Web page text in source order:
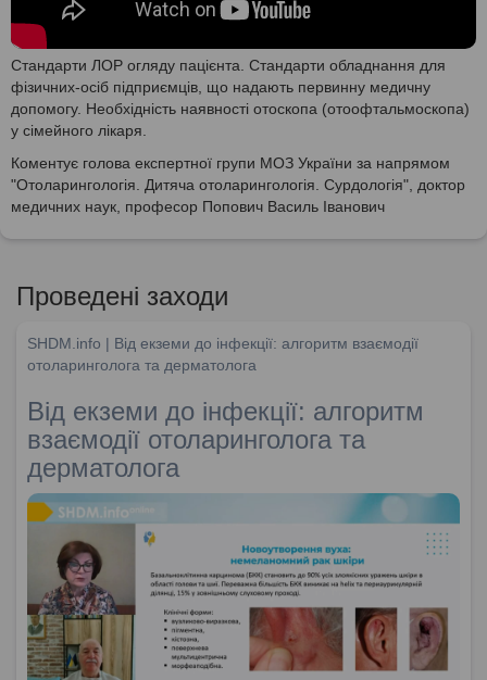
Стандарти ЛОР огляду пацієнта. Стандарти обладнання для
фізичних-осіб підприємців, що надають первинну медичну
допомогу. Необхідність наявності отоскопа (отоофтальмоскопа)
у сімейного лікаря.
Коментує голова експертної групи МОЗ України за напрямом
"Отоларингологія. Дитяча отоларингологія. Сурдологія", доктор
медичних наук, професор Попович Василь Іванович
Проведені заходи
SHDM.info | Від екземи до інфекції: алгоритм взаємодії
отоларинголога та дерматолога
Від екземи до інфекції: алгоритм
взаємодії отоларинголога та
дерматолога